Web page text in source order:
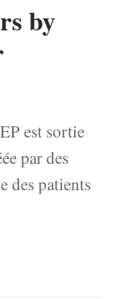
by
est sortie
par des
des patients